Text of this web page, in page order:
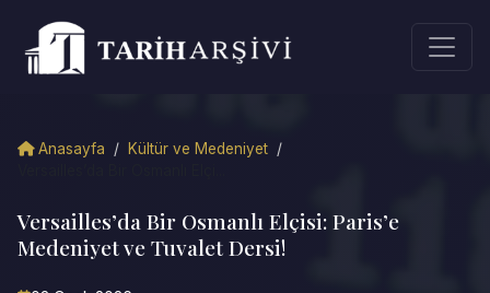
Anasayfa / Kültür ve Medeniyet /
Versailles’da Bir Osmanlı Elçisi: Paris’e
Medeniyet ve Tuvalet Dersi!